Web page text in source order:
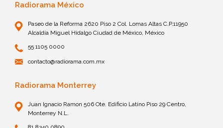
Radiorama México
Paseo de la Reforma 2620 Piso 2 Col. Lomas Altas C.P.11950
Alcaldía Miguel Hidalgo Ciudad de México, México
55 1105 0000
contacto@radiorama.com.mx
Radiorama Monterrey
Juan Ignacio Ramon 506 Ote. Edificio Latino Piso 29 Centro,
Monterrey N.L.